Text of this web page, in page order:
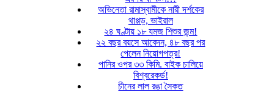
অভিনেতা রামাস্বামীকে নারী দর্শকের
থাপ্পড়, ভাইরাল
২৪ ঘণ্টায় ১৮ যমজ শিশুর জন্ম!
২২ বছর বয়সে আবেদন, ৪৮ বছর পর
পেলেন নিয়োগপত্র!
পানির ওপর ৩৩ কিমি. বাইক চালিয়ে
বিশ্বরেকর্ড!
চীনের লাল রঙা সৈকত